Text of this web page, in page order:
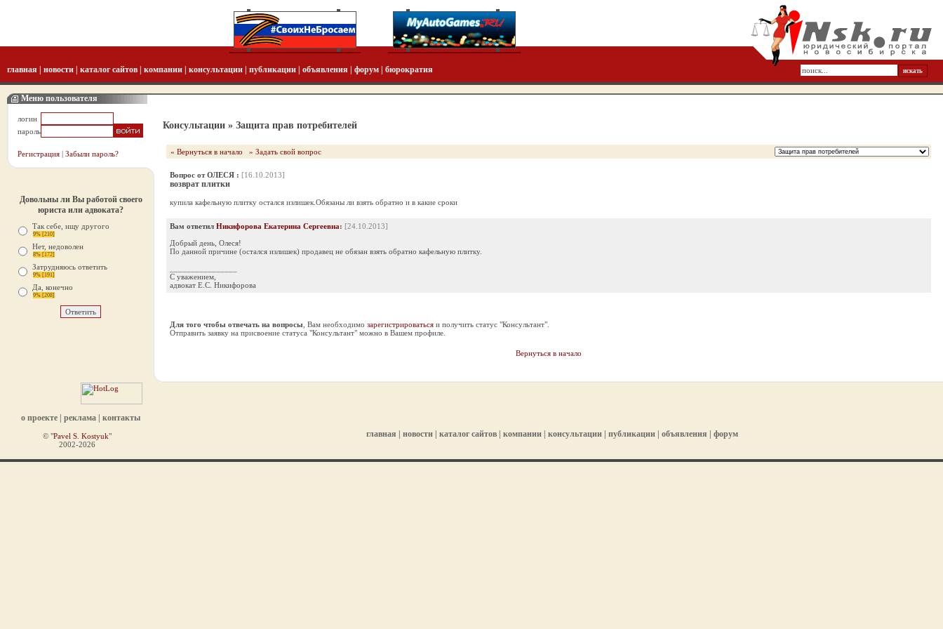
главная новости каталог сайтов компании консультации публикации объявления форум бюрократия
Меню пользователя
логин
пароль
Регистрация | Забыли пароль?
Довольны ли Вы работой своего
юриста или адвоката?
Так себе, ищу другого
9% [210]
Нет, недоволен
8% [172]
Затрудняюсь ответить
9% [191]
Да, конечно
9% [208]
Консультации » Защита прав потребителей
« Вернуться в начало » Задать свой вопрос
Вопрос от ОЛЕСЯ : [16.10.2013]
возврат плитки
купила кафельную плитку остался излишек.Обязаны ли взять обратно и в какие сроки
Вам ответил Никифорова Екатерина Сергеевна: [24.10.2013]
Добрый день, Олеся!
По данной причине (остался излишек) продавец не обязан взять обратно кафельную плитку.
С уважением,
адвокат Е.С. Никифорова
Для того чтобы отвечать на вопросы , Вам необходимо зарегистрироваться и получить статус "Консультант".
Отправить заявку на присвоение статуса "Консультант" можно в Вашем профиле.
Вернуться в начало
о проекте реклама контакты
© "Pavel S. Kostyuk"
2002-2026
главная новости каталог сайтов компании консультации публикации объявления форум